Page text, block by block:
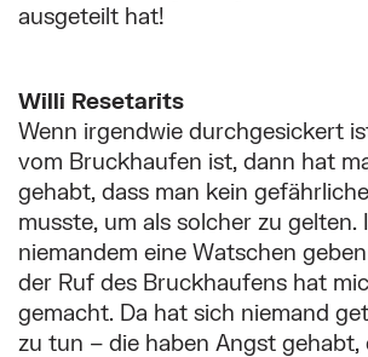
ausgeteilt hat!
Willi Resetarits
Wenn irgendwie durchgesickert
vom Bruckhaufen ist, dann hat
gehabt, dass man kein
musste, um als solcher zu gelten.
niemandem eine Watschen
der Ruf des Bruckhaufens hat
gemacht. Da hat sich niemand
zu tun – die haben Angst gehabt,